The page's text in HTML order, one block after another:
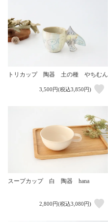
トリカップ 陶器 土の種 やちむん
3,500円(税込3,850円)
スープカップ 白 陶器 hana
2,800円(税込3,080円)